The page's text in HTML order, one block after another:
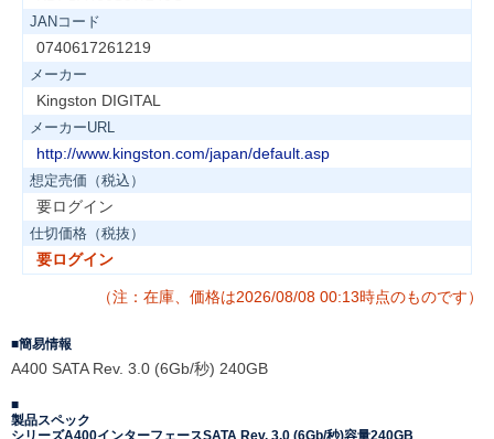
JANコード
0740617261219
メーカー
Kingston DIGITAL
メーカーURL
http://www.kingston.com/japan/default.asp
想定売価（税込）
要ログイン
仕切価格（税抜）
要ログイン
（注：在庫、価格は2026/08/08 00:13時点のものです）
簡易情報
A400 SATA Rev. 3.0 (6Gb/秒) 240GB
製品スペック
シリーズA400インターフェースSATA Rev. 3.0 (6Gb/秒)容量240GB